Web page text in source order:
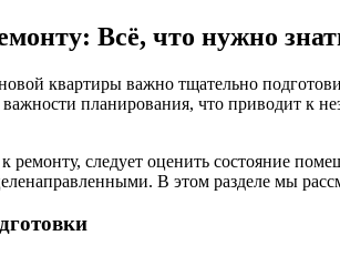
Всё, что нужно
квартиры важно тщательно
планирования, что приводит к
ремонту, следует оценить состояние
В этом разделе мы